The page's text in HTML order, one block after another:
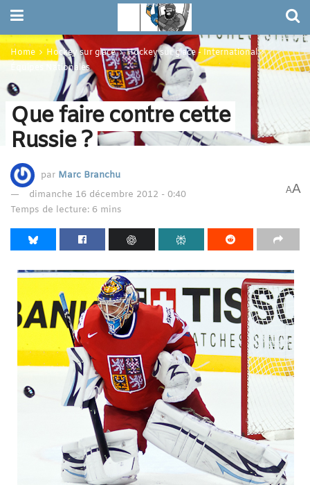
Home Hockey sur glace
Hockey sur glace - International
Équipes Nationales
Que faire contre cette
Russie ?
par Marc Branchu
dimanche 16 décembre 2012 - 0:40
Temps de lecture: 6 mins
AA